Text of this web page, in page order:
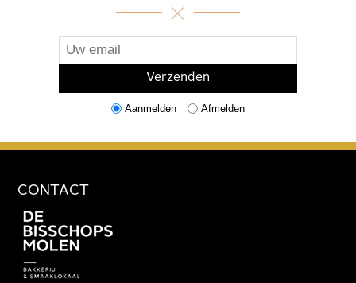
Aanmelden Afmelden
CONTACT